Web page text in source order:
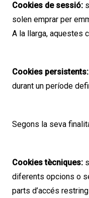
Cookies de sessió:
solen emprar per
A la llarga, aquestes
Cookies persistents:
durant un període
Segons la seva
Cookies tècniques:
diferents opcions o
parts d’accés